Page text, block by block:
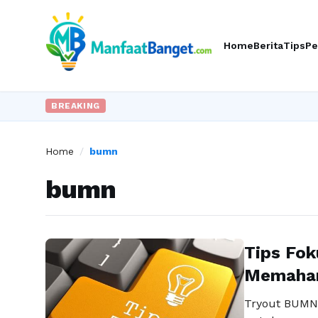
HomeBeritaTips
BREAKING
Home / bumn
bumn
Tips
Tryout